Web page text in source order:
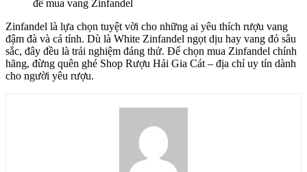
để mua vang Zinfandel
Zinfandel là lựa chọn tuyệt vời cho những ai yêu thích rượu vang
đậm đà và cá tính. Dù là White Zinfandel ngọt dịu hay vang đỏ sâu
sắc, đây đều là trải nghiệm đáng thử. Để chọn mua Zinfandel chính
hãng, đừng quên ghé Shop Rượu Hải Gia Cát – địa chỉ uy tín dành
cho người yêu rượu.